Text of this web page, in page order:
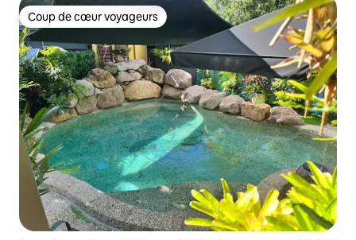
Coup de cœur voyageurs
Coup de cœur voyageurs